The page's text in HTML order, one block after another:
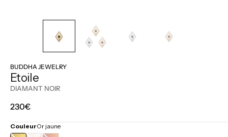
BUDDHA JEWELRY
Etoile
DIAMANT NOIR
Prix
230€
CouleurOr jaune